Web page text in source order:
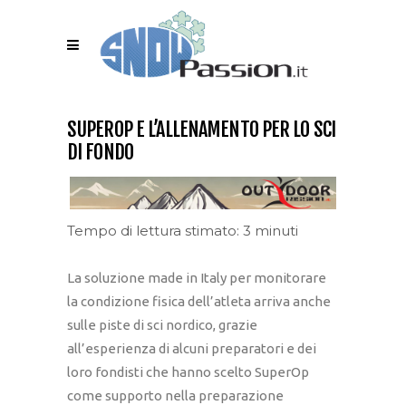
SUPEROP E L’ALLENAMENTO PER LO SCI
DI FONDO
Tempo di lettura stimato: 3 minuti
La soluzione made in Italy per monitorare
la condizione fisica dell’atleta arriva anche
sulle piste di sci nordico, grazie
all’esperienza di alcuni preparatori e dei
loro fondisti che hanno scelto SuperOp
come supporto nella preparazione